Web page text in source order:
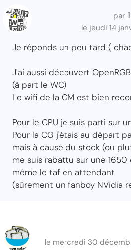
par
le jeudi 14
Je réponds un peu tard (
J'ai aussi découvert
(à part le WC)
Le wifi de la CM est bien
Pour le CPU je suis parti sur
Pour la CG j'étais au départ
mais à cause du stock (ou
me suis rabattu sur une
même le taf en attendant
(sûrement un fanboy NVidia
le mercredi 30